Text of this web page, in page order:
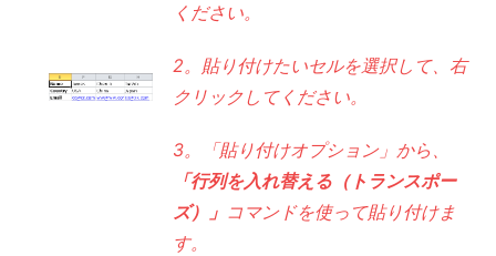
ください。
2。貼り付けたいセルを選択して、右
クリックしてください。
3。「貼り付けオプション」から、
「行列を入れ替える（トランスポー
ズ）」 コマンドを使って貼り付けま
す。